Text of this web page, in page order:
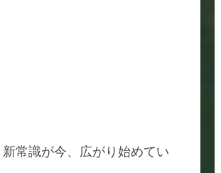
常識が今、広がり始めてい